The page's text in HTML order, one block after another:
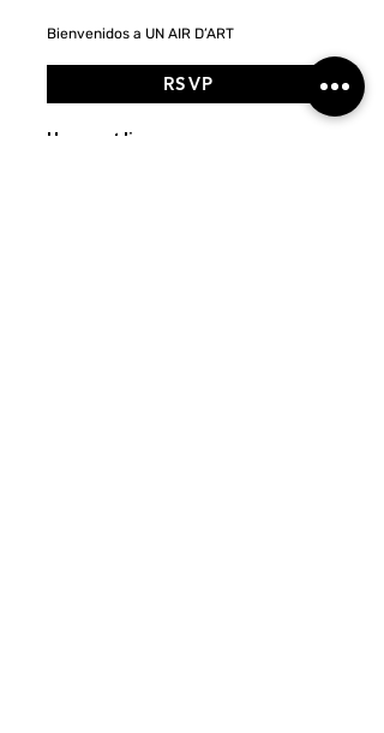
Bienvenidos a UN AIR D’ART
RSVP
Heure et lieu